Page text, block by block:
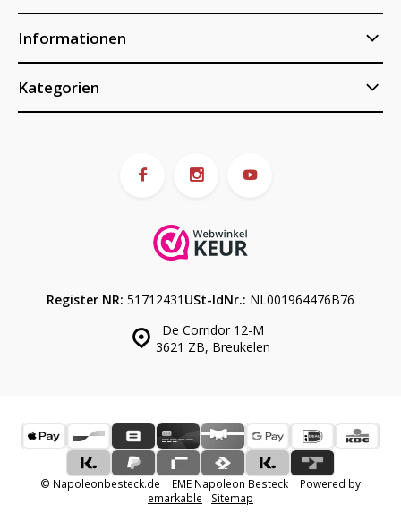
Informationen
Kategorien
De Corridor 12-M
3621 ZB, Breukelen
Register NR: 51712431 USt-IdNr.: NL001964476B76
© Napoleonbesteck.de | EME Napoleon Besteck | Powered by
emarkable
Sitemap